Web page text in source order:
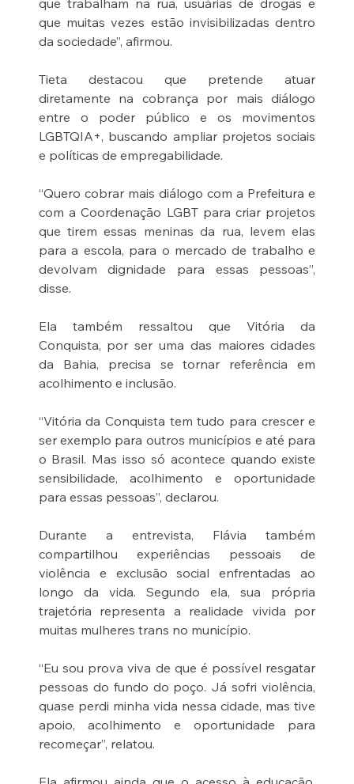
que trabalham na rua, usuárias de drogas e
que muitas vezes estão invisibilizadas dentro
da sociedade”, afirmou.
Tieta destacou que pretende atuar
diretamente na cobrança por mais diálogo
entre o poder público e os movimentos
LGBTQIA+, buscando ampliar projetos sociais
e políticas de empregabilidade.
“Quero cobrar mais diálogo com a Prefeitura e
com a Coordenação LGBT para criar projetos
que tirem essas meninas da rua, levem elas
para a escola, para o mercado de trabalho e
devolvam dignidade para essas pessoas”,
disse.
Ela também ressaltou que Vitória da
Conquista, por ser uma das maiores cidades
da Bahia, precisa se tornar referência em
acolhimento e inclusão.
“Vitória da Conquista tem tudo para crescer e
ser exemplo para outros municípios e até para
o Brasil. Mas isso só acontece quando existe
sensibilidade, acolhimento e oportunidade
para essas pessoas”, declarou.
Durante a entrevista, Flávia também
compartilhou experiências pessoais de
violência e exclusão social enfrentadas ao
longo da vida. Segundo ela, sua própria
trajetória representa a realidade vivida por
muitas mulheres trans no município.
“Eu sou prova viva de que é possível resgatar
pessoas do fundo do poço. Já sofri violência,
quase perdi minha vida nessa cidade, mas tive
apoio, acolhimento e oportunidade para
recomeçar”, relatou.